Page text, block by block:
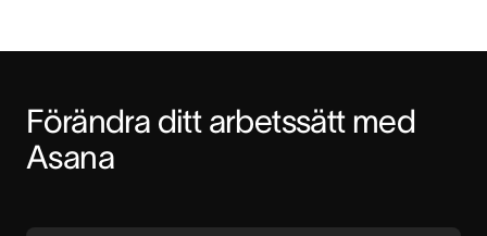
Förändra ditt arbetssätt med
Asana